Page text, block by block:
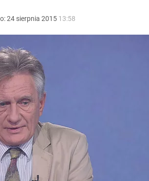
24 sierpnia 2015 13:58